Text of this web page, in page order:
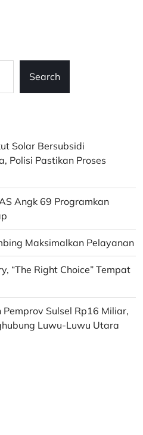
Search
Solar Bersubsidi
Polisi Pastikan Proses
Angk 69 Programkan
Maksimalkan Pelayanan
“The Right Choice” Tempat
Sulsel Rp16 Miliar,
Luwu-Luwu Utara